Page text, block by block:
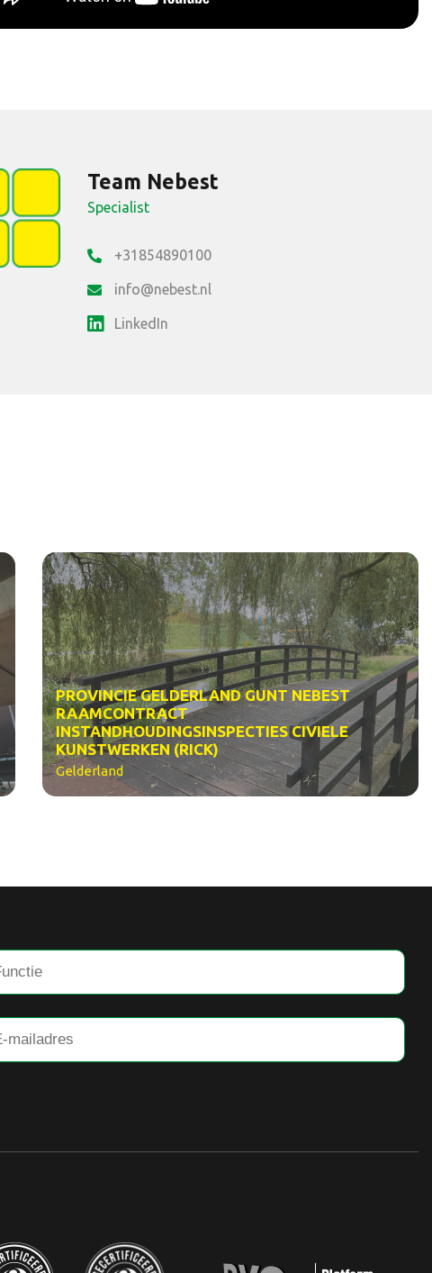
Team Nebest
Specialist
+31854890100
info@nebest.nl
LinkedIn
PROVINCIE GELDERLAND GUNT NEBEST
RAAMCONTRACT
INSTANDHOUDINGSINSPECTIES CIVIELE
KUNSTWERKEN (RICK)
Gelderland